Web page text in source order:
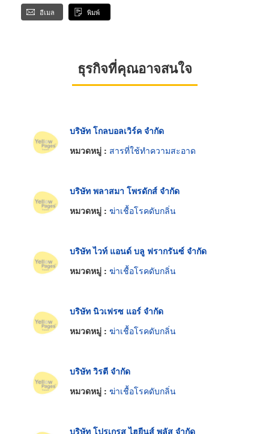
อีเมล พิมพ์
ธุรกิจที่คุณอาจสนใจ
บริษัท โกลบอลเวิร์ค จำกัด
หมวดหมู่ : สารที่ใช้ทำความสะอาด
บริษัท พลาสมา โพรดักส์ จำกัด
หมวดหมู่ : ฆ่าเชื้อโรคดับกลิ่น
บริษัท ไวท์ แอนด์ บลู ฟรากรันซ์ จำกัด
หมวดหมู่ : ฆ่าเชื้อโรคดับกลิ่น
บริษัท นิวเฟรซ แอร์ จำกัด
หมวดหมู่ : ฆ่าเชื้อโรคดับกลิ่น
บริษัท วิรตี จำกัด
หมวดหมู่ : ฆ่าเชื้อโรคดับกลิ่น
บริษัท โปรเกรส ไฮยีนส์ พลัส จำกัด